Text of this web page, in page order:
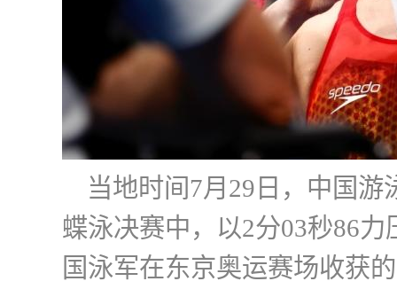
当地时间7月29日，中国
蝶泳决赛中，以2分03秒86
国泳军在东京奥运赛场收获